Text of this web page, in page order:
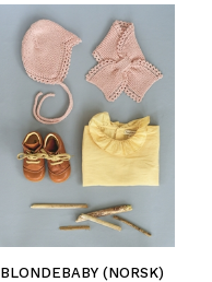
BLONDEBABY (NORSK)